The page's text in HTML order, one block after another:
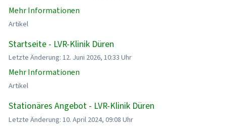
Mehr Informationen
Artikel
Startseite - LVR-Klinik Düren
Letzte Änderung: 12. Juni 2026, 10:33 Uhr
Mehr Informationen
Artikel
Stationäres Angebot - LVR-Klinik Düren
Letzte Änderung: 10. April 2024, 09:08 Uhr